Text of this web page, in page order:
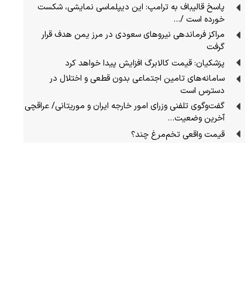
پاسخ قالیباف به ترامپ: این دیپلماسی نمایشی، شکست
خورده است /…
مراکز فرماندهی نیروهای سعودی در مرز یمن هدف قرار
گرفت
پزشکیان: قیمت کالابرگ افزایش پیدا خواهد کرد
سامانه‌های تامین اجتماعی بدون قطعی و اختلال در
دسترس است
گفت‌وگوی تلفنی وزرای امور خارجه ایران و موریتانی/ عراقچی
آخرین وضعیت…
قیمت واقعی تخم‌مرغ چند؟